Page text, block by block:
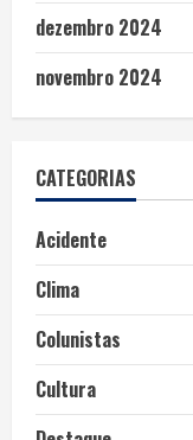
dezembro 2024
novembro 2024
CATEGORIAS
Acidente
Clima
Colunistas
Cultura